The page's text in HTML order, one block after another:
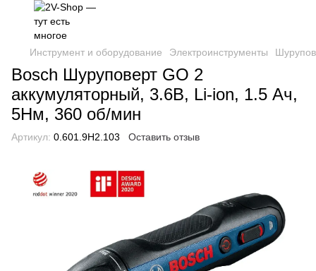
Инструмент и оборудование Электроинструменты
Bosch Шуруповерт GO 2
аккумуляторный, 3.6В, Li-ion, 1.5 Ач,
5Нм, 360 об/мин
Артикул: 0.601.9H2.103 Оставить отзыв